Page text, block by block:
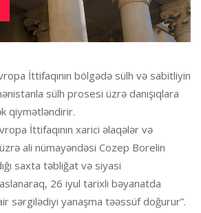
İttifaqının bölgədə sülh və sabitliyin
sülh prosesi üzrə danışıqlara
qiymətləndirir.
İttifaqının xarici əlaqələr və
ali nümayəndəsi Cozep Borelin
saxta təbliğat və siyasi
26 iyul tarixli bəyanatda
sərgilədiyi yanaşma təəssüf doğurur”.